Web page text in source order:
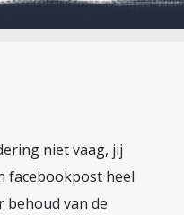
niet vaag, jij
facebookpost heel
behoud van de